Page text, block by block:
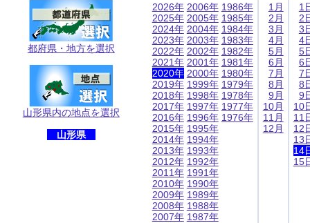
都府県・地方を選択
山形県内の地点を選択
山形県
2026年
2025年
2024年
2023年
2022年
2021年
2020年
2019年
2018年
2017年
2016年
2015年
2014年
2013年
2012年
2011年
2010年
2009年
2008年
2007年
2006年
2005年
2004年
2003年
2002年
2001年
2000年
1999年
1998年
1997年
1996年
1995年
1994年
1993年
1992年
1991年
1990年
1989年
1988年
1987年
1986年
1985年
1984年
1983年
1982年
1981年
1980年
1979年
1978年
1977年
1976年
1月
2月
3月
4月
5月
6月
7月
8月
9月
10月
11月
12月
1
2
3
4
5
6
7
8
9
10
11
12
13
14
15